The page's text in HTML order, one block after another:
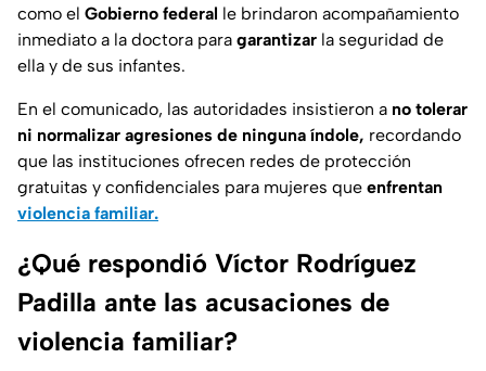
como el Gobierno federal le brindaron acompañamiento
inmediato a la doctora para garantizar la seguridad de
ella y de sus infantes.
En el comunicado, las autoridades insistieron a no tolerar
ni normalizar agresiones de ninguna índole, recordando
que las instituciones ofrecen redes de protección
gratuitas y confidenciales para mujeres que enfrentan
violencia familiar.
¿Qué respondió Víctor Rodríguez
Padilla ante las acusaciones de
violencia familiar?